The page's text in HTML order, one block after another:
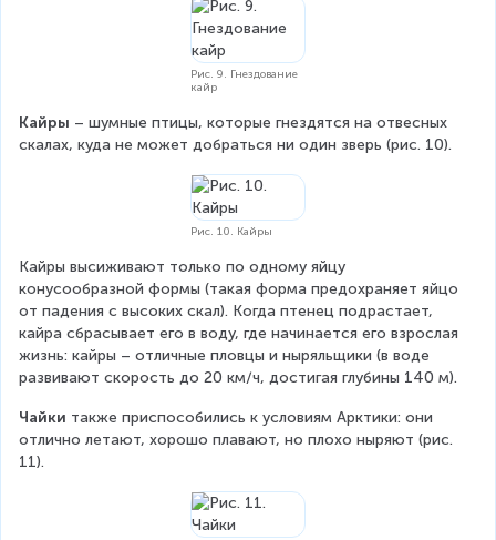
Рис. 9. Гнездование
кайр
Кайры – шумные птицы, которые гнездятся на отвесных
скалах, куда не может добраться ни один зверь (рис. 10).
Рис. 10. Кайры
Кайры высиживают только по одному яйцу
конусообразной формы (такая форма предохраняет яйцо
от падения с высоких скал). Когда птенец подрастает,
кайра сбрасывает его в воду, где начинается его взрослая
жизнь: кайры – отличные пловцы и ныряльщики (в воде
развивают скорость до 20 км/ч, достигая глубины 140 м).
Чайки также приспособились к условиям Арктики: они
отлично летают, хорошо плавают, но плохо ныряют (рис.
11).